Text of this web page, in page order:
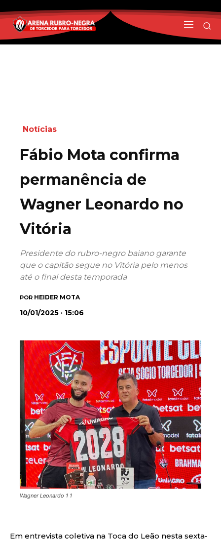
Notícias
Fábio Mota confirma
permanência de
Wagner Leonardo no
Vitória
Presidente do rubro-negro baiano garante
que o capitão segue no Vitória pelo menos
até o final desta temporada
POR HEIDER MOTA
10/01/2025 · 15:06
Wagner Leonardo 1 1
Em entrevista coletiva na Toca do Leão nesta sexta-